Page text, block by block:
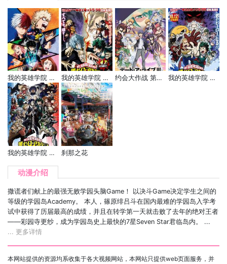
我的英雄学院 第二季 我的英雄学院 第三季 约会大作战 第三季 我的英雄学院 第四季
我的英雄学院 第五季 刹那之花
动漫介绍
撒谎者们献上的最强无败学园头脑Game！ 以决斗Game决定学生之间的
等级的学园岛Academy。 本人，篠原绯吕斗在国内最难的学园岛入学考
试中获得了历届最高的成绩，并且在转学第一天就击败了去年的绝对王者
——彩园寺更纱，成为学园岛史上最快的7星Seven Star君临岛内。 ...
... 更多详情
本网站提供的资源均系收集于各大视频网站，本网站只提供web页面服务，并